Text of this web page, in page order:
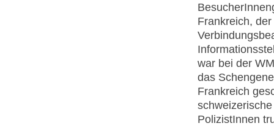
Frankreich,
war bei der
das
Frankreich
PolizistInnen